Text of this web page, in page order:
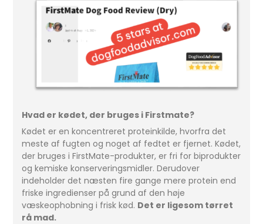
Hvad er kødet, der bruges i Firstmate?
Kødet er en koncentreret proteinkilde, hvorfra det
meste af fugten og noget af fedtet er fjernet. Kødet,
der bruges i FirstMate-produkter, er fri for biprodukter
og kemiske konserveringsmidler. Derudover
indeholder det næsten fire gange mere protein end
friske ingredienser på grund af den høje
væskeophobning i frisk kød. Det er ligesom tørret
rå mad.